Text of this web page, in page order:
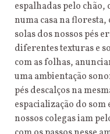
espalhadas pelo chão,
numa casa na
solas dos nossos pés
diferentes texturas e
com as folhas,
uma ambientação
pés descalços na
espacialização do som
nossos colegas iam